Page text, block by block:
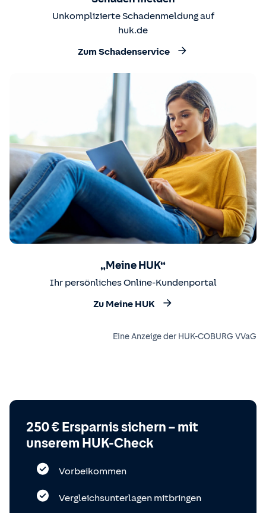
Unkomplizierte Schadenmeldung auf
huk.de
Zum Schadenservice
„Meine HUK“
Ihr persönliches Online-Kundenportal
Zu Meine HUK
Eine Anzeige der HUK-COBURG VVaG
250 € Ersparnis sichern – mit
unserem HUK-Check
Vorbeikommen
Vergleichsunterlagen mitbringen